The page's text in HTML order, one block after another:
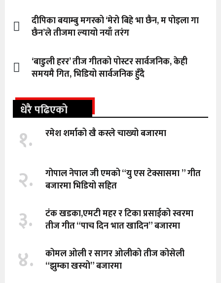
दीपिका बयाम्बु मगरको ‘मेरो बिहे भा छैन, म पोइला गा
छैन’ले तीजमा ल्यायो नयाँ तरंग
‘बाडुली हरर’ तीज गीतको पोस्टर सार्वजनिक, केही
समयमै गित, भिडियो सार्वजनिक हुँदै
धेरै पढिएको
१. रमेश शर्माको खै कस्ले चाख्यो बजारमा
२.
गोपाल नेपाल जी एमको “यु एस टेक्सासमा ” गीत
बजारमा भिडियो सहित
३.
टंक खडका,एमटी महर र टिका प्रसाईको स्वरमा
तीज गीत “पाच दिन भात खादिन” बजारमा
४.
कोमल ओली र सागर ओलीको तीज कोसेली
“झुम्का खस्यो” बजारमा